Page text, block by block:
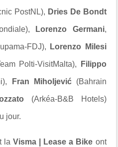
PostNL), Dries De Bondt
Lorenzo Germani,
FDJ), Lorenzo Milesi
Polti-VisitMalta), Filippo
Fran Miholjević(Bahrain
(Arkéa-B&B Hotels)
jour.
laVisma | Lease a Bike ont